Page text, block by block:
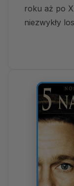
roku aż po
niezwykły